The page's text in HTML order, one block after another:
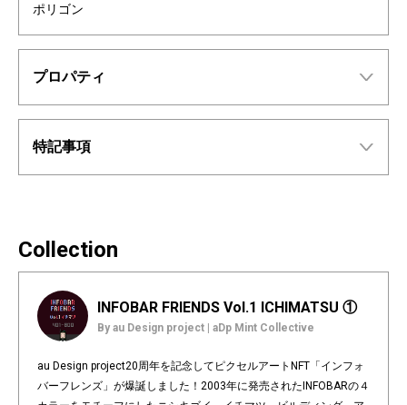
ポリゴン
プロパティ
特記事項
Collection
INFOBAR FRIENDS Vol.1 ICHIMATSU ①
By au Design project | aDp Mint Collective
au Design project20周年を記念してピクセルアートNFT「インフォ
バーフレンズ」が爆誕しました！2003年に発売されたINFOBARの４